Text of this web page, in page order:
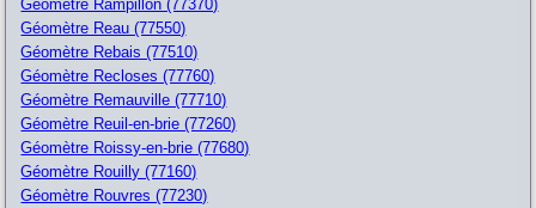
Géomètre Rampillon (77370)
Géomètre Reau (77550)
Géomètre Rebais (77510)
Géomètre Recloses (77760)
Géomètre Remauville (77710)
Géomètre Reuil-en-brie (77260)
Géomètre Roissy-en-brie (77680)
Géomètre Rouilly (77160)
Géomètre Rouvres (77230)